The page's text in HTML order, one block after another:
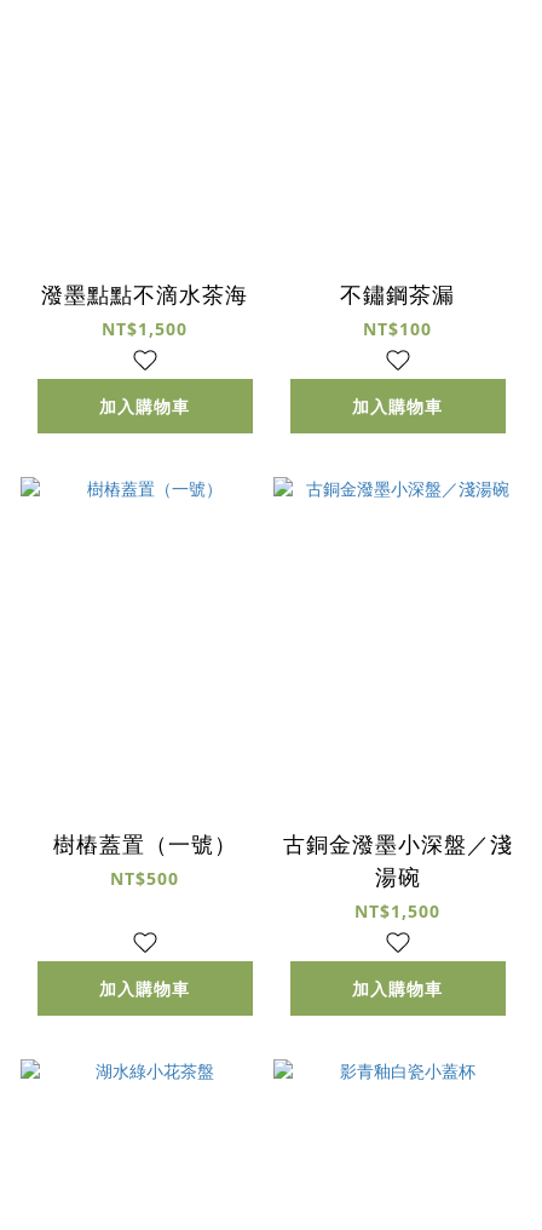
潑墨點點不滴水茶海
NT$1,500
加入購物車
不鏽鋼茶漏
NT$100
加入購物車
樹樁蓋置（一號）
NT$500
加入購物車
古銅金潑墨小深盤／淺
湯碗
NT$1,500
加入購物車